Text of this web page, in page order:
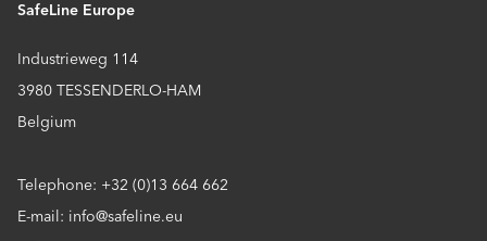
SafeLine Europe
Industrieweg 114
3980 TESSENDERLO-HAM
Belgium
Telephone: +32 (0)13 664 662
E-mail: info@safeline.eu